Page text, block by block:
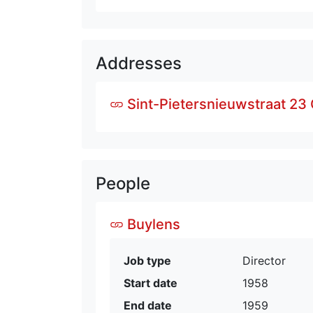
Addresses
Sint-Pietersnieuwstraat 23
People
Buylens
Job type
Director
Start date
1958
End date
1959